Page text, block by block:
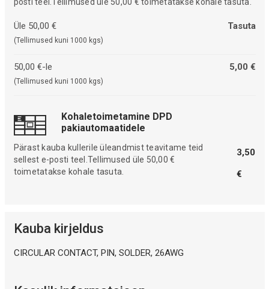
posti teel.Tellimused üle 50,00 € toimetatakse kohale tasuta.
Üle 50,00 €
(Tellimused kuni 1000 kgs)
Tasuta
50,00 €-le
(Tellimused kuni 1000 kgs)
5,00 €
Kohaletoimetamine DPD
pakiautomaatidele
Pärast kauba kullerile üleandmist teavitame teid
sellest e-posti teel.Tellimused üle 50,00 €
toimetatakse kohale tasuta.
3,50
€
Kauba kirjeldus
CIRCULAR CONTACT, PIN, SOLDER, 26AWG